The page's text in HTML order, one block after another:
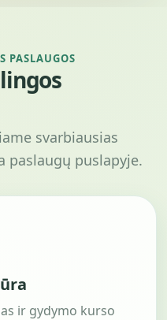
PASLAUGOS
svarbiausias
paslaugų puslapyje.
ir gydymo kurso